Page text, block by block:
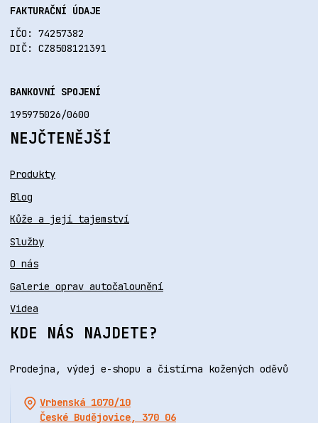
FAKTURAČNÍ ÚDAJE
IČO: 74257382
DIČ: CZ8508121391
BANKOVNÍ SPOJENÍ
195975026/0600
NEJČTENĚJŠÍ
Produkty
Blog
Kůže a její tajemství
Služby
O nás
Galerie oprav autočalounění
Videa
KDE NÁS NAJDETE?
Prodejna, výdej e-shopu a čistírna kožených oděvů
Vrbenská 1070/10
České Budějovice, 370 06